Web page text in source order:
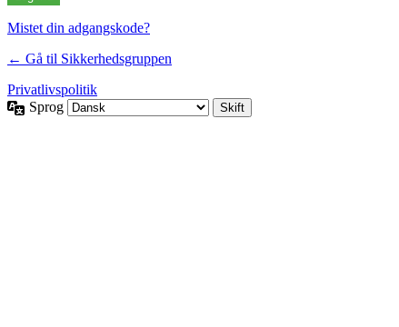
Mistet din adgangskode?
← Gå til Sikkerhedsgruppen
Privatlivspolitik
Sprog